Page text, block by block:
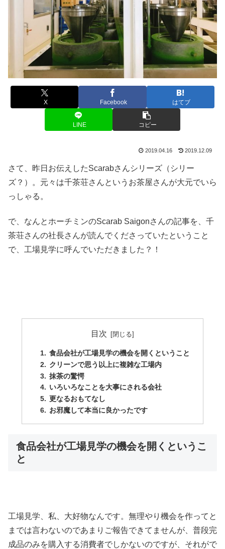
X Facebook はてブ
LINE コピー
2019.04.16 2019.12.09
さて、昨日お伝えしたScarabさんシリーズ（シリー
ズ？）。元々は千茶荘さんというお茶屋さんが大元でいら
っしゃる。
で、なんとホーチミンのScarab Saigonさんの記事を、千
茶荘さんの社長さんが読んでくださっていたということ
で、工場見学に呼んでいただきました？！
目次
食品会社が工場見学の機会を開くということ
クリーンで思う以上に複雑な工場内
抹茶の驚愕
いろいろなことを大事にされる会社
更なるおもてなし
お邪魔して本当に良かったです
食品会社が工場見学の機会を開くというこ
と
工場見学、私、大好物なんです。無理やり機会を作ってと
までは言わないのであまりご報告できてませんが、普段完
成品のみを購入する消費者でしかないのですが、それがで